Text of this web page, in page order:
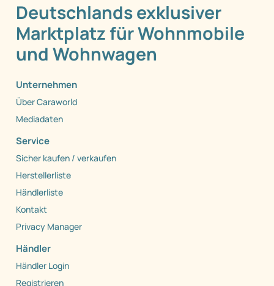
Deutschlands exklusiver
Marktplatz für Wohnmobile
und Wohnwagen
Unternehmen
Über Caraworld
Mediadaten
Service
Sicher kaufen / verkaufen
Herstellerliste
Händlerliste
Kontakt
Privacy Manager
Händler
Händler Login
Registrieren